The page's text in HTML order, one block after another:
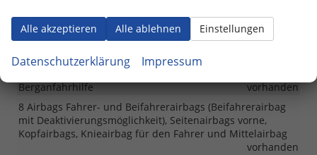
Reifendruckkontrollsystem (TPM+)
vorhanden
ESC einschließlich ABS, EBD, MSR, ASR, EDL, HBA, DSR, RBS,
ESBS, MKB, TSA, XDS+
Berganfahrhilfe
vorhanden
8 Airbags Fahrer- und Beifahrerairbags (Beifahrerairbag
mit Deaktivierungsmöglichkeit), Seitenairbags vorne,
Kopfairbags, Knieairbag für den Fahrer und Mittelairbag
vorhanden
Alle akzeptieren Alle ablehnen Einstellungen
Datenschutzerklärung Impressum